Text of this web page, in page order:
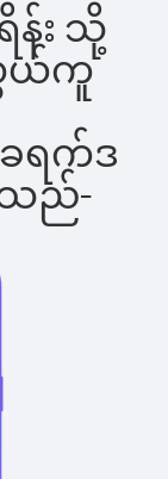
န်း သို့
လွယ်ကူ
ခရက်ဒ
သည်-